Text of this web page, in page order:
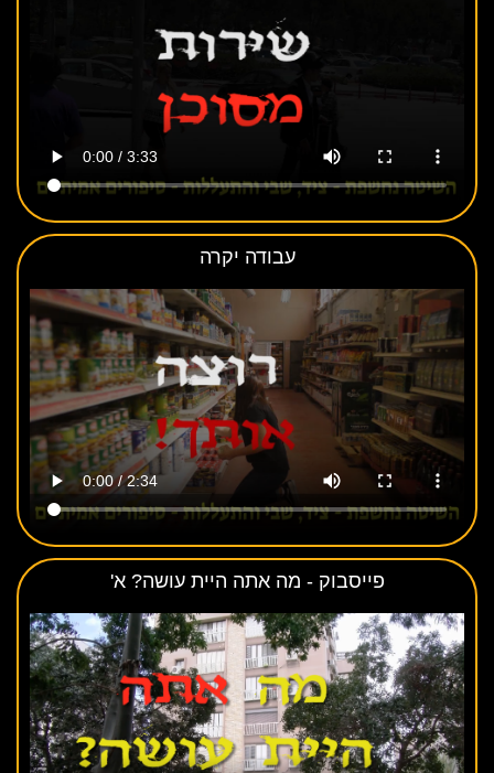
עבודה יקרה
פייסבוק - מה אתה היית עושה? א'